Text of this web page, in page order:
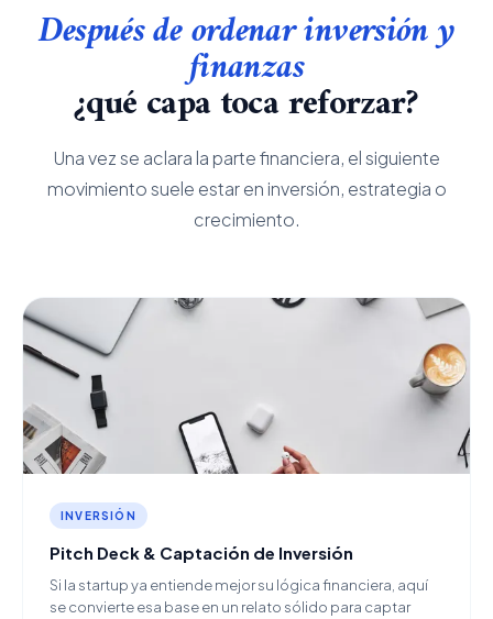
Después de ordenar inversión y
finanzas
¿qué capa toca reforzar?
Una vez se aclara la parte financiera, el siguiente
movimiento suele estar en inversión, estrategia o
crecimiento.
INVERSIÓN
Pitch Deck & Captación de Inversión
Si la startup ya entiende mejor su lógica financiera, aquí
se convierte esa base en un relato sólido para captar